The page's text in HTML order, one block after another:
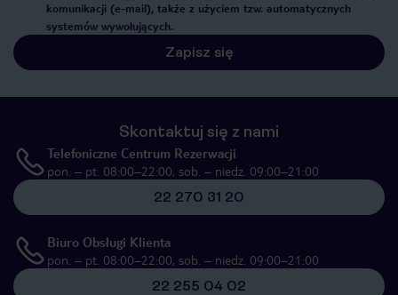
komunikacji (e-mail), także z użyciem tzw. automatycznych
systemów wywołujących.
Zapisz się
Skontaktuj się z nami
Telefoniczne Centrum Rezerwacji
pon. – pt. 08:00–22:00, sob. – niedz. 09:00–21:00
22 270 31 20
Biuro Obsługi Klienta
pon. – pt. 08:00–22:00, sob. – niedz. 09:00–21:00
22 255 04 02